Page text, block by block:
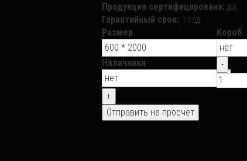
Продукция сертифицирована: да
Гарантийный срок: 1 год
Размер
Короб
Наличники